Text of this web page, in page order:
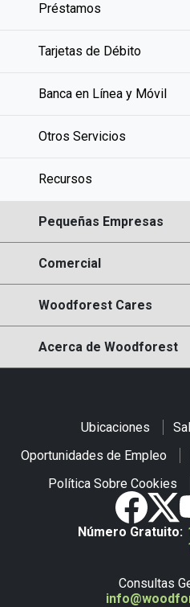
Préstamos
Tarjetas de Débito
Banca en Línea y Móvil
Otros Servicios
Recursos
Pequeñas Empresas
Comercial
Woodforest Cares
Acerca de Woodforest
Ubicaciones
Oportunidades de Empleo
Política Sobre Cookies
Número Gratuito:
Consultas